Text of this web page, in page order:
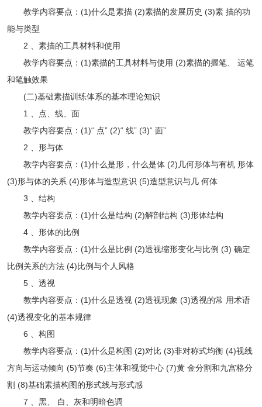
教学内容要点：(1)什么是素描 (2)素描的发展历史 (3)素 描的功
能与类型
2 、素描的工具材料和使用
教学内容要点：(1)素描的工具材料与使用 (2)素描的握笔、 运笔
和笔触效果
(二)基础素描训练体系的基本理论知识
1 、点、线、面
教学内容要点：(1)“ 点” (2)“ 线” (3)“ 面”
2 、形与体
教学内容要点：(1)什么是形，什么是体 (2)几何形体与有机 形体
(3)形与体的关系 (4)形体与造型意识 (5)造型意识与几 何体
3 、结构
教学内容要点：(1)什么是结构 (2)解剖结构 (3)形体结构
4 、形体的比例
教学内容要点：(1)什么是比例 (2)透视缩形变化与比例 (3) 确定
比例关系的方法 (4)比例与个人风格
5 、透视
教学内容要点：(1)什么是透视 (2)透视现象 (3)透视的常 用术语
(4)透视变化的基本规律
6 、构图
教学内容要点：(1)什么是构图 (2)对比 (3)非对称式均衡 (4)视线
方向与运动倾向 (5)节奏 (6)主体和视觉中心 (7)黄 金分割和九宫格分
割 (8)基础素描构图的形式线与形式感
7 、黑、 白、灰和明暗色调